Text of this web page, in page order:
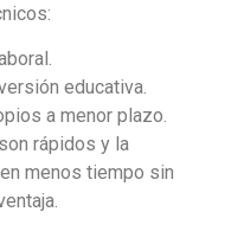
educativa.
a menor plazo.
rápidos y la
menos tiempo sin